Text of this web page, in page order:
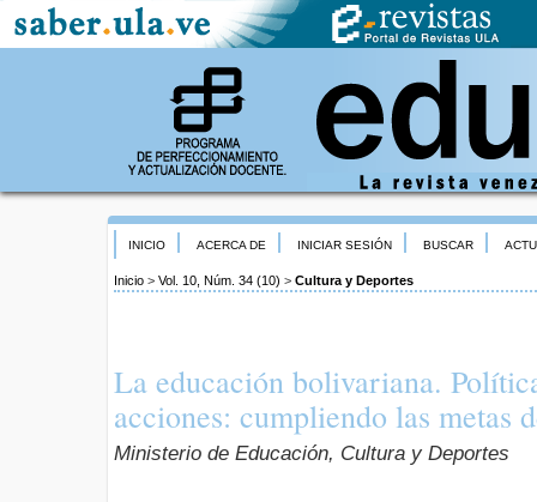
INICIO ACERCA DE INICIAR SESIÓN BUSCAR
Inicio > Vol. 10, Núm. 34 (10) > Cultura y Deportes
La educación bolivariana.
acciones: cumpliendo las metas
Ministerio de Educación, Cultura y Deportes